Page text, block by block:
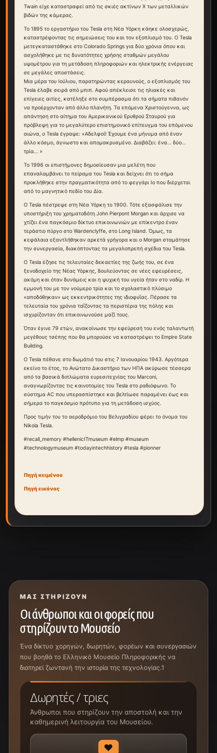
Twain είχε καταστραφεί από τις σκιές ακτίνων Χ των μεταλλικών
βιδών της κάμερας.
Το 1895 το εργαστήριο του Tesla στη Νέα Υόρκη κάηκε ολοσχερώς,
καταστρέφοντας τις σημειώσεις του και τον εξοπλισμό του. Ο Tesla
μετεγκαταστάθηκε στο Colorado Springs για δύο χρόνια όπου και
ασχολήθηκε με τις δυνατότητες χρήσης σταθμών μεγάλου
υψομέτρου για τη μετάδοση πληροφοριών και ηλεκτρικής ενέργειας
σε μεγάλες αποστάσεις.
Μια μέρα του Ιούλιου, παρατηρώντας κεραυνούς, ο εξοπλισμός του
Tesla έλαβε σειρά από μπιπ. Αφού απέκλεισε τις ηλιακές και
επίγειες αιτίες, κατέληξε στο συμπέρασμα ότι τα σήματα πιθανόν
να προέρχονταν από άλλο πλανήτη. Τα επόμενα Χριστούγεννα, ως
απάντηση στο αίτημα του Αμερικανικού Ερυθρού Σταυρού για
πρόβλεψη για το μεγαλύτερο επιστημονικό επίτευγμα του επόμενου
αιώνα, ο Tesla έγραψε: «Αδελφοί! Έχουμε ένα μήνυμα από έναν
άλλο κόσμο, άγνωστο και απομακρυσμένο. Διαβάζει: ένα… δύο…
τρία… »
Το 1996 οι επιστήμονες δημοσίευσαν μια μελέτη που
επαναλαμβάνει το πείραμα του Tesla και δείχνει ότι το σήμα
προκλήθηκε στην πραγματικότητα από το φεγγάρι Io που διέρχεται
από το μαγνητικό πεδίο του Δία.
Ο Tesla πέστρεψε στη Νέα Υόρκη το 1900. Τότε εξασφάλισε την
υποστήριξη του χρηματοδότη John Pierpont Morgan και άρχισε να
χτίζει ένα παγκόσμιο δίκτυο επικοινωνιών με επίκεντρο έναν
τεράστιο πύργο στο Wardenclyffe, στο Long Island. Όμως, τα
κεφάλαια εξαντλήθηκαν αρκετά γρήγορα και ο Morgan σταμάτησε
την συνεργασία, διακόπτοντας τα μεγαλοπρεπή σχέδια του Tesla.
Ο Tesla έζησε τις τελευταίες δεκαετίες της ζωής του, σε ένα
ξενοδοχείο της Νέας Υόρκης, δουλεύοντας σε νέες εφευρέσεις,
ακόμη και όταν δυνάμεις και η ψυχική του υγεία ήταν στο ναδίρ. Η
εμμονή του με τον νούμερο τρία και το σχολαστικό πλύσιμο
«αποδόθηκαν» ως εκκεντρικότητες της ιδιοφυΐας. Πέρασε τα
τελευταία του χρόνια ταΐζοντας τα περιστέρια της πόλης και
ισχυρίζονταν ότι επικοινωνούσε μαζί τους.
Όταν έγινε 79 ετών, ανακοίνωσε την εφεύρεσή του ενός ταλαντωτή
μεγέθους τσέπης που θα μπορούσε να καταστρέψει το Empire State
Building.
Ο Tesla πέθανε στο δωμάτιό του στις 7 Ιανουαρίου 1943. Αργότερα
εκείνο το έτος, το Ανώτατο Δικαστήριο των ΗΠΑ ακύρωσε τέσσερα
από τα βασικά διπλώματα ευρεσιτεχνίας του Marconi,
αναγνωρίζοντας τις καινοτομίες του Tesla στο ραδιόφωνο. Το
σύστημα AC που υπερασπίστηκε και βελτίωσε παραμένει έως και
σήμερα το παγκόσμιο πρότυπο για τη μετάδοση ισχύος.
Προς τιμήν του το αεροδρόμιο του Βελιγραδίου φέρει το όνομα του
Nikola Tesla.
#recall_memory #hellenicITmuseum #elmp #museum
#technologymuseum #todayintechhistory #tesla #pionner
Πηγή κειμένου
Πηγή εικόνας
ΜΑΣ ΣΤΗΡΊΖΟΥΝ
Οι άνθρωποι και οι φορείς που
στηρίζουν το Μουσείο
Ένα δίκτυο χορηγών, δωρητών, φορέων και συνεργασιών
που βοηθά το Ελληνικό Μουσείο Πληροφορικής να
διατηρεί ζωντανή την ιστορία της τεχνολογίας.1
Δωρητές / τριες
Άνθρωποι που στηρίζουν την αποστολή και την
καθημερινή λειτουργία του Μουσείου.
♥